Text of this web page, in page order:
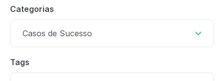
Categorias
Casos de Sucesso
Tags